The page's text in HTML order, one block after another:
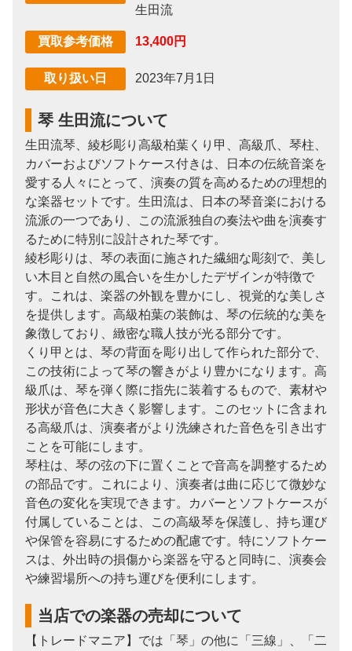
生田流
買取参考価格 13,400円
取り扱い日 2023年7月1日
琴 生田流について
生田流琴、綾杉彫り高級柏葉くり甲、高級爪、琴柱、
カバーおよびソフトケース付きは、日本の伝統音楽を
愛する人々にとって、演奏の質を高めるための理想的
な楽器セットです。生田流は、日本の琴音楽における
流派の一つであり、この流派独自の奏法や曲を演奏す
るために特別に設計された琴です。
綾杉彫りは、琴の表面に施された繊細な彫刻で、美し
い木目と自然の風合いを生かしたデザインが特徴で
す。これは、楽器の外観を豊かにし、視覚的な美しさ
を提供します。高級柏葉の装飾は、琴の伝統的な美を
象徴しており、緻密な職人技が光る部分です。
くり甲とは、琴の背面を彫り出して作られた部分で、
この技術によって琴の響きがより豊かになります。高
級爪は、琴を弾く際に指先に装着するもので、素材や
形状が音色に大きく影響します。このセットに含まれ
る高級爪は、演奏者がより洗練された音色を引き出す
ことを可能にします。
琴柱は、琴の弦の下に置くことで音高を調整するため
の部品です。これにより、演奏者は曲に応じて微妙な
音色の変化を実現できます。カバーとソフトケースが
付属していることは、この高級琴を保護し、持ち運び
や保管を容易にするための配慮です。特にソフトケー
スは、外出時の損傷から楽器を守ると同時に、演奏会
や練習場所への持ち運びを便利にします。
当店での楽器の売却について
【トレードマニア】では「琴」の他に「三線」、「二